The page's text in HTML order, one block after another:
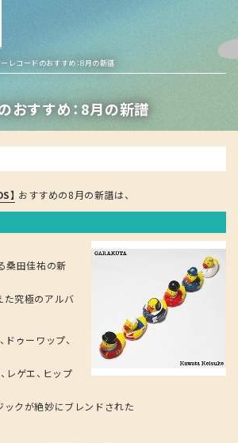
レコードのおすすめ：8月の新譜
おすすめ：8月の新譜
】 おすすめの8月の新譜は、
桑田佳祐の新
た究極のアルバ
ドゥーワップ、
レゲエ、ヒップ
クが絶妙にブレンドされた